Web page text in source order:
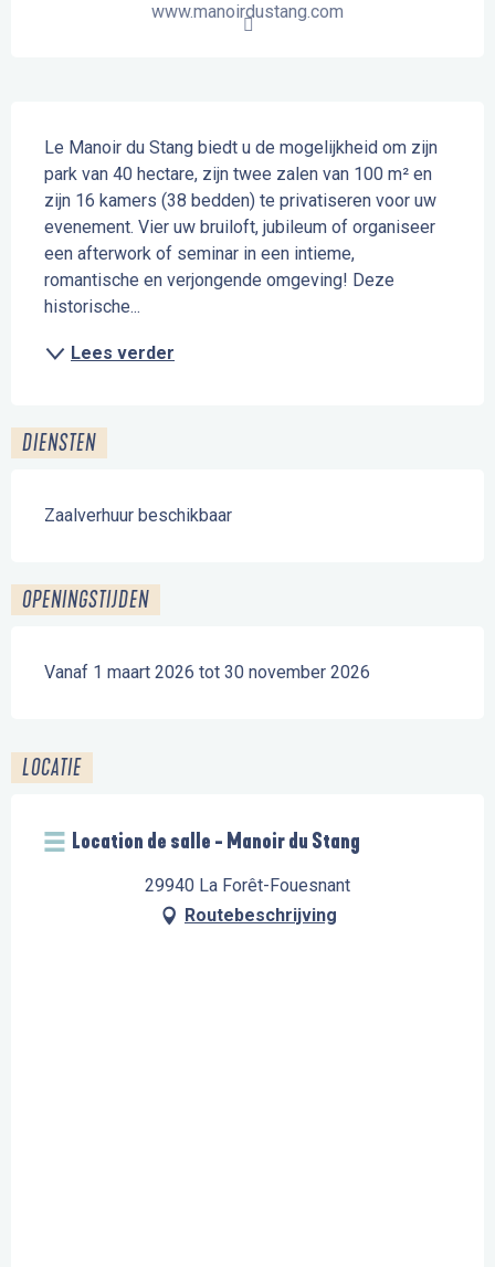
www.manoirdustang.com
Le Manoir du Stang biedt u de mogelijkheid om zijn
park van 40 hectare, zijn twee zalen van 100 m² en
zijn 16 kamers (38 bedden) te privatiseren voor uw
evenement. Vier uw bruiloft, jubileum of organiseer
een afterwork of seminar in een intieme,
romantische en verjongende omgeving! Deze
historische...
Lees verder
DIENSTEN
Zaalverhuur beschikbaar
OPENINGSTIJDEN
Vanaf 1 maart 2026 tot 30 november 2026
LOCATIE
Location de salle - Manoir du Stang
29940 La Forêt-Fouesnant
Routebeschrijving